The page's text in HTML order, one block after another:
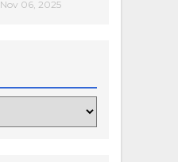
Nov 06, 2025